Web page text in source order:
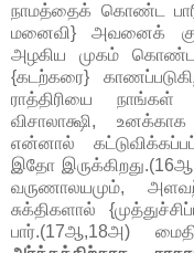
நாமத்தைக் கொண்ட
மனைவி} அவனைக்
அழகிய முகம்
{கடற்கரை}
ராத்திரியை
விசாலாக்ஷி,
என்னால்
இதோ
வருணாலயமும்,
சுக்திகளால்
பார்.(17ஆ,18அ)